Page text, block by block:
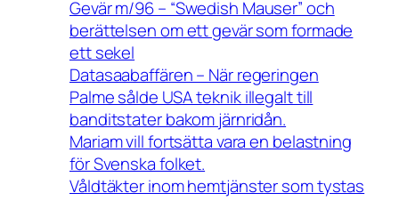
Gevär m/96 – “Swedish Mauser” och
berättelsen om ett gevär som formade
ett sekel
Datasaabaffären – När regeringen
Palme sålde USA teknik illegalt till
banditstater bakom järnridån.
Mariam vill fortsätta vara en belastning
för Svenska folket.
Våldtäkter inom hemtjänster som tystas